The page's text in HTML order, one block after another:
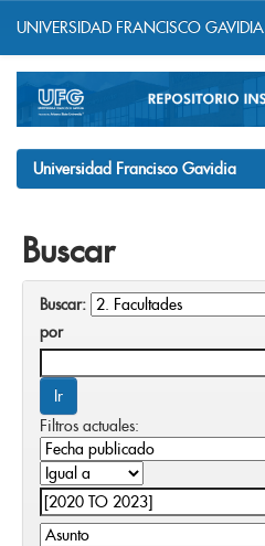
navigation
UNIVERSIDAD FRANCISCO GAVIDIA
Universidad Francisco Gavidia
Buscar
Buscar:
por
Filtros actuales: